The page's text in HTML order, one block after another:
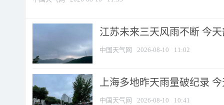
江苏未来三天风雨不断 今
中国天气网 2026-08-10 11:02
上海多地昨天雨量破纪录
中国天气网 2026-08-10 10:41